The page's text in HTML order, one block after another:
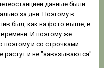
данные были
за дни. Поэтому в
был, как на фото выше, в
И поэтому же
поэтому и со строчками
растут и не "завязываются".